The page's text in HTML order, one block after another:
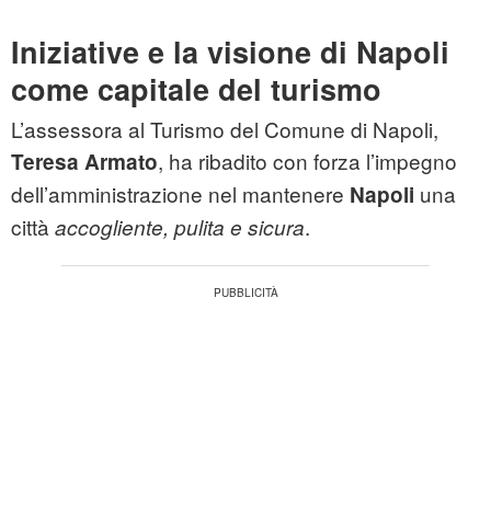
Iniziative e la visione di Napoli
come capitale del turismo
L’assessora al Turismo del Comune di Napoli,
Teresa Armato, ha ribadito con forza l’impegno
dell’amministrazione nel mantenere Napoli una
città accogliente, pulita e sicura.